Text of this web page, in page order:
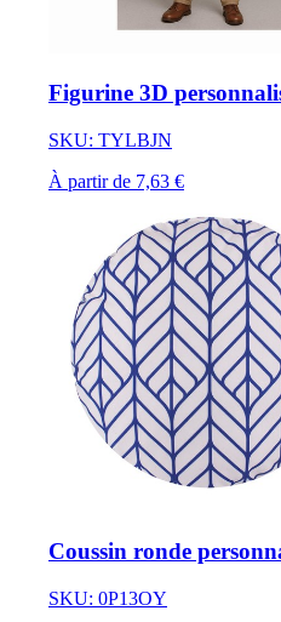
Figurine 3D
SKU: TYLBJN
À partir de 7,63 €
Coussin ronde
SKU: 0P13OY